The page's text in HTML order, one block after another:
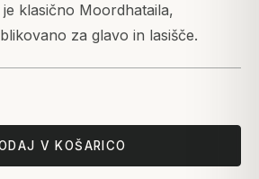
klasično Moordhataila,
za glavo in lasišče.
V KOŠARICO